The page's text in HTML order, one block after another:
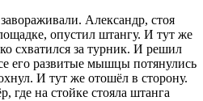
Александр, стоя
опустил штангу. И тут же
схватился за турник. И решил
его развитые мышцы потянулись
И тут же отошёл в сторону.
где на стойке стояла штанга